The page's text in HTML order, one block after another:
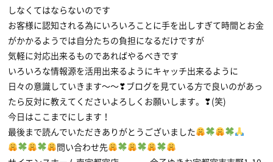
しなくてはならないのです
お客様に認知される為にいろいろことに手を出しすぎて時間とお金
がかかるようでは自分たちの負担になるだけですが
気軽に対応出来るものであればやるべきです
いろいろな情報源を活用出来るようにキャッチ出来るように
日々の意識していきます〜〜❣ブログを見ている方で良いのがあっ
たら反対に教えてくださいよろしくお願いします。❣(笑)
今日はここまでにします！
最後まで読んでいただきありがとうございました
問い合わせ先